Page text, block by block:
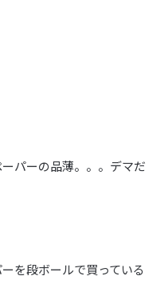
パーの品薄。。。デマだ
を段ボールで買っている